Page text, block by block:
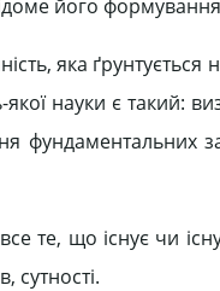
його
яка
науки є такий:
фундаментальних
те, що існує чи
сутності.